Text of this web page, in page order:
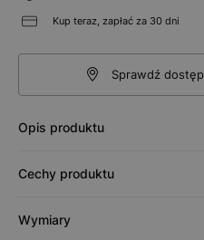
Kup teraz, zapłać za 30 dni
Sprawdź
Opis produktu
Cechy produktu
Wymiary